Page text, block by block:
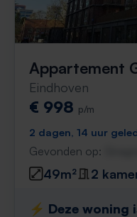
Appartement
Eindhoven
€ 998 p/m
2 dagen, 14 uur
Gevonden op:
49m² 2
⚡️ Deze woning